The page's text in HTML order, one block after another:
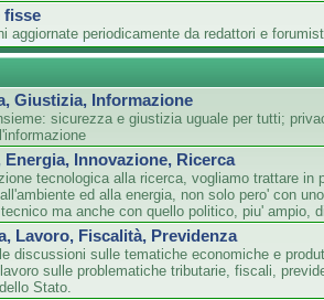
fisse
aggiornate periodicamente da redattori e
Giustizia, Informazione
sicurezza e giustizia uguale per tutti;
Energia, Innovazione, Ricerca
tecnologica alla ricerca, vogliamo trattare in
ed alla energia, non solo pero' con
ma anche con quello politico, piu' ampio,
Lavoro, Fiscalità, Previdenza
discussioni sulle tematiche economiche e
sulle problematiche tributarie, fiscali,
Stato.